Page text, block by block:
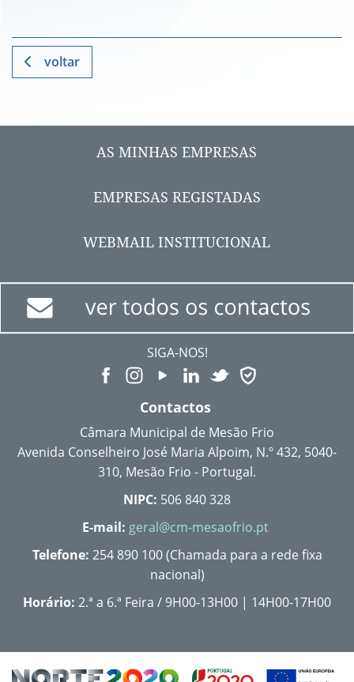
voltar
AS MINHAS EMPRESAS
EMPRESAS REGISTADAS
WEBMAIL INSTITUCIONAL
SIGA-NOS!
Contactos
Câmara Municipal de Mesão Frio
Avenida Conselheiro José Maria Alpoim, N.º 432, 5040-
310, Mesão Frio - Portugal.
NIPC: 506 840 328
E-mail: geral@cm-mesaofrio.pt
Telefone: 254 890 100 (Chamada para a rede fixa
nacional)
Horário: 2.ª a 6.ª Feira / 9H00-13H00 | 14H00-17H00